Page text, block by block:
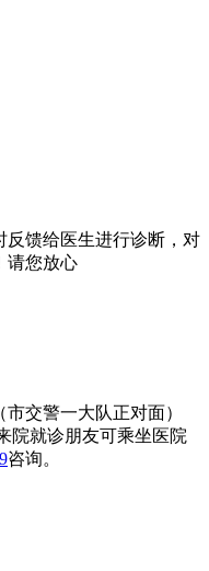
反馈给医生进行诊断，对
请您放心
交警一大队正对面）
院就诊朋友可乘坐医院
咨询。